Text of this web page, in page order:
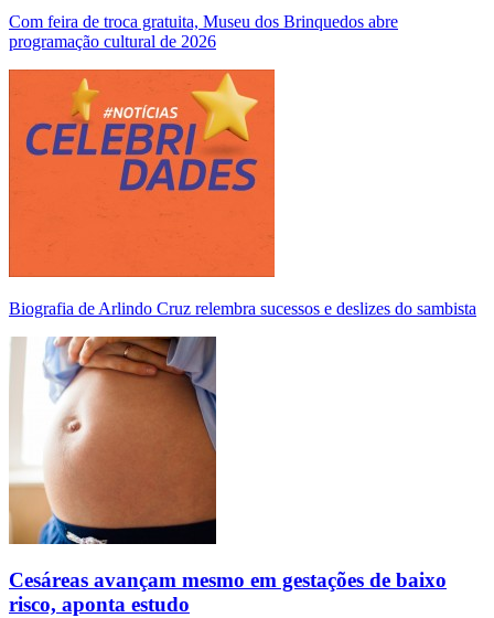
Com feira de troca gratuita, Museu dos Brinquedos abre
programação cultural de 2026
Biografia de Arlindo Cruz relembra sucessos e deslizes do sambista
Cesáreas avançam mesmo em gestações de baixo
risco, aponta estudo